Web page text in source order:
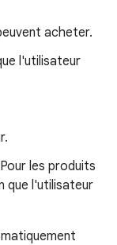
acheter.
l'utilisateur
les produits
que l'utilisateur